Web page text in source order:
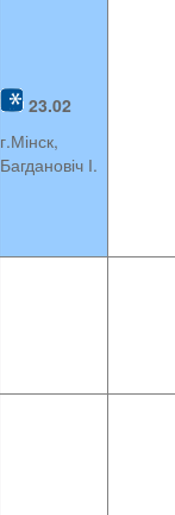
23.02
г.Мінск,
Багдановіч І.